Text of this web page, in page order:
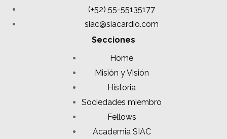
(+52) 55-55135177
siac@siacardio.com
Secciones
Home
Misión y Visión
Historia
Sociedades miembro
Fellows
Academia SIAC